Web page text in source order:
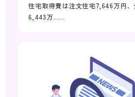
住宅取得費は注文住宅7,646万円
6,443万……